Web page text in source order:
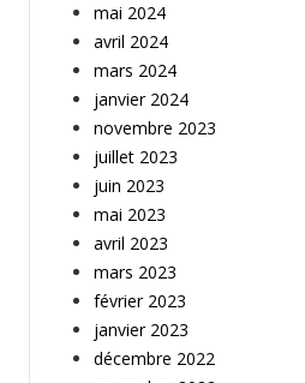
mai 2024
avril 2024
mars 2024
janvier 2024
novembre 2023
juillet 2023
juin 2023
mai 2023
avril 2023
mars 2023
février 2023
janvier 2023
décembre 2022